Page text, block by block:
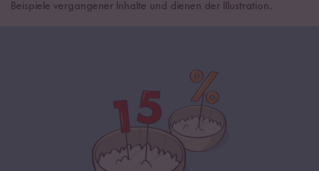
Beispiele vergangener Inhalte und dienen der Illustration.